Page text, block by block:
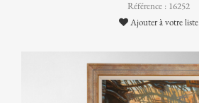
Référence : 16252
Ajouter à votre liste